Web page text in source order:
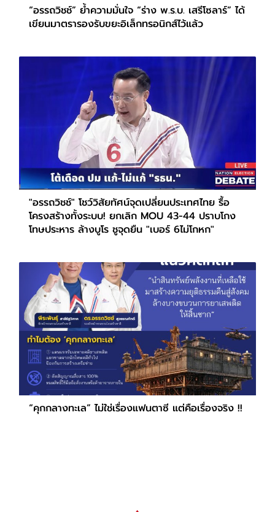
“อรรถวิชช์” ย้ำความมั่นใจ “ร่าง พ.ร.บ. เสรีโซลาร์” ได้
เขียนมาตรารองรับขยะอิเล็กทรอนิกส์ไว้แล้ว
"อรรถวิชช์" โชว์วิสัยทัศน์จุดเปลี่ยนประเทศไทย รื้อ
โครงสร้างทั้งระบบ! ยกเลิก MOU 43-44 ปราบโกง
โทษประหาร ล้างบูโร ชูจุดยืน "เบอร์ 6ไม่โกหก"
“คุกกลางทะเล” ไม่ใช่เรื่องแฟนตาซี แต่คือเรื่องจริง !!